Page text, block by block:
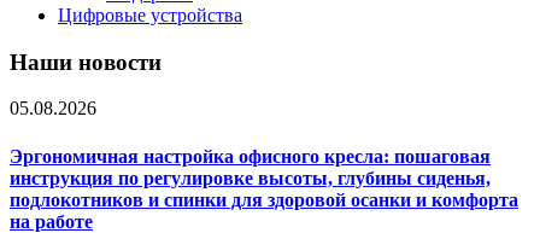
Цифровые устройства
Наши новости
05.08.2026
Эргономичная настройка офисного кресла: пошаговая
инструкция по регулировке высоты, глубины сиденья,
подлокотников и спинки для здоровой осанки и комфорта
на работе